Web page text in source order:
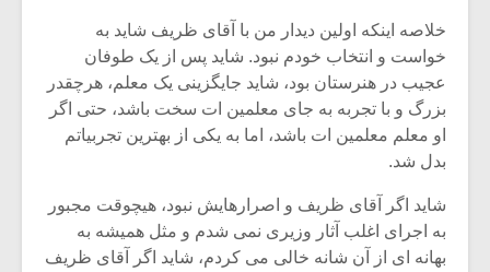
خلاصه اینکه اولین دیدار من با آقای ظریف شاید به
خواست و انتخاب خودم نبود. شاید پس از یک طوفان
عجیب در هنرستان بود، شاید جایگزینی یک معلم، هرچقدر
بزرگ و با تجربه به جای معلمین ات سخت باشد، حتی اگر
او معلم معلمین ات باشد، اما به یکی از بهترین تجربیاتم
بدل شد.
شاید اگر آقای ظریف و اصرارهایش نبود، هیچوقت مجبور
به اجرای اغلب آثار وزیری نمی شدم و مثل همیشه به
بهانه ای از آن شانه خالی می کردم، شاید اگر آقای ظریف